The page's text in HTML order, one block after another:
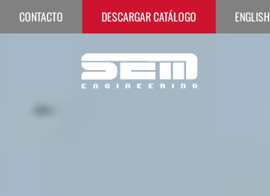
CONTACTO DESCARGAR CATÁLOGO ENGLISH